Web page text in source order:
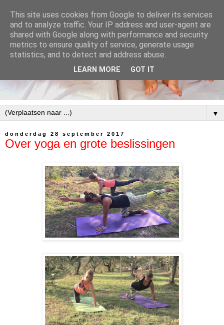
▼
donderdag 28 september 2017
Over yoga en grote beslissingen
This site uses cookies from Google to deliver its services
and to analyze traffic. Your IP address and user-agent are
shared with Google along with performance and security
metrics to ensure quality of service, generate usage
statistics, and to detect and address abuse.
LEARN MORE GOT IT